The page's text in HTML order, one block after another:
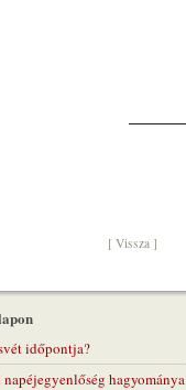
[ Vissza ]
időpontja?
hagyománya